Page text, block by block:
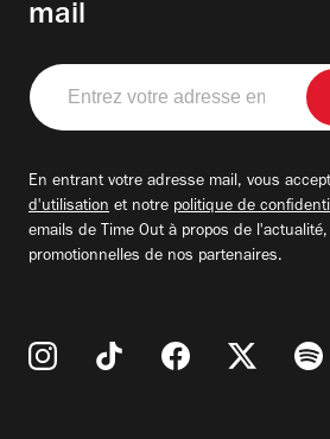
mail
Entrez
votre
adresse
En entrant votre adresse mail, vous
d'utilisation et notre politique de
emails de Time Out à propos de
promotionnelles de nos partenaires.